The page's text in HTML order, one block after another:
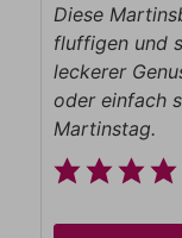
Diese
fluffigen und
leckerer
oder einfach
Martinstag.